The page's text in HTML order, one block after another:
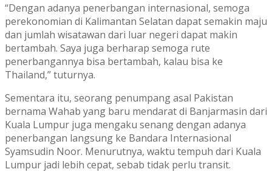
“Dengan adanya penerbangan internasional, semoga
perekonomian di Kalimantan Selatan dapat semakin maju
dan jumlah wisatawan dari luar negeri dapat makin
bertambah. Saya juga berharap semoga rute
penerbangannya bisa bertambah, kalau bisa ke
Thailand,” tuturnya.
Sementara itu, seorang penumpang asal Pakistan
bernama Wahab yang baru mendarat di Banjarmasin dari
Kuala Lumpur juga mengaku senang dengan adanya
penerbangan langsung ke Bandara Internasional
Syamsudin Noor. Menurutnya, waktu tempuh dari Kuala
Lumpur jadi lebih cepat, sebab tidak perlu transit.